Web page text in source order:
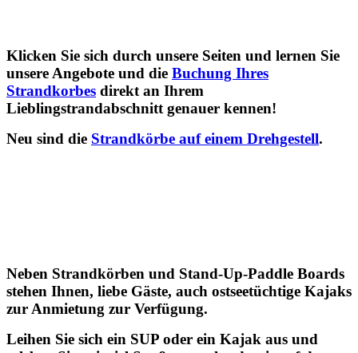
Klicken Sie sich durch unsere Seiten und lernen Sie
unsere Angebote und die Buchung Ihres
Strandkorbes direkt an Ihrem
Lieblingstrandabschnitt genauer kennen!
Neu sind die Strandkörbe auf einem Drehgestell.
Neben Strandkörben und Stand-Up-Paddle Boards
stehen Ihnen, liebe Gäste, auch ostseetüchtige Kajaks
zur Anmietung zur Verfügung.
Leihen Sie sich ein SUP oder ein Kajak aus und